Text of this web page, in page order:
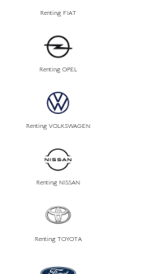
Renting FIAT
Renting OPEL
Renting VOLKSWAGEN
Renting NISSAN
Renting TOYOTA